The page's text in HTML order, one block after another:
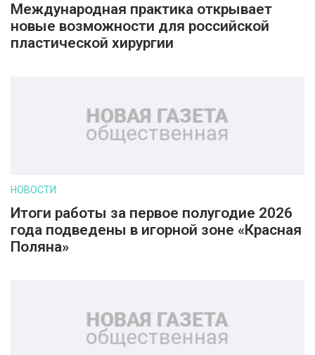
Международная практика открывает
новые возможности для российской
пластической хирургии
НОВОСТИ
Итоги работы за первое полугодие 2026
года подведены в игорной зоне «Красная
Поляна»